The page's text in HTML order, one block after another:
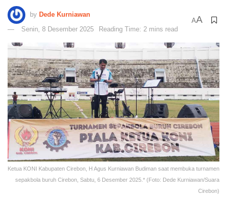
by Dede Kurniawan
Senin, 8 Desember 2025
Reading Time: 2 mins read
AA
Ketua KONI Kabupaten Cirebon, H Agus Kurniawan Budiman saat membuka turnamen
sepakbola buruh Cirebon, Sabtu, 6 Desember 2025.* (Foto: Dede Kurniawan/Suara
Cirebon)